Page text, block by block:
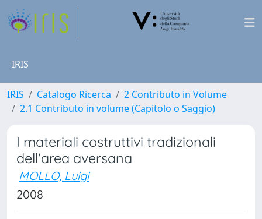
IRIS
IRIS Catalogo Ricerca
2 Contributo in Volume
2.1 Contributo in volume (Capitolo o Saggio)
I materiali costruttivi tradizionali
dell'area aversana
MOLLO, Luigi
2008